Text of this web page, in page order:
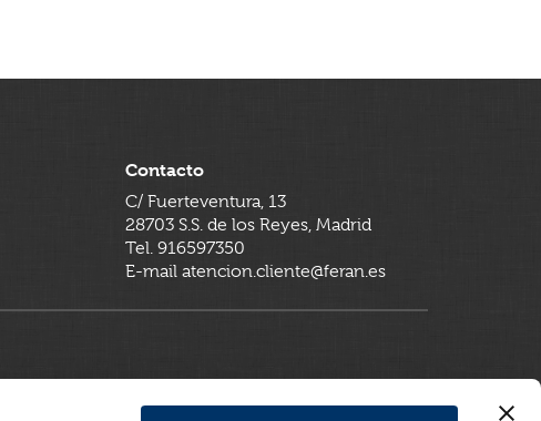
Contacto
C/ Fuerteventura, 13
28703 S.S. de los Reyes, Madrid
Tel. 916597350
E-mail atencion.cliente@feran.es